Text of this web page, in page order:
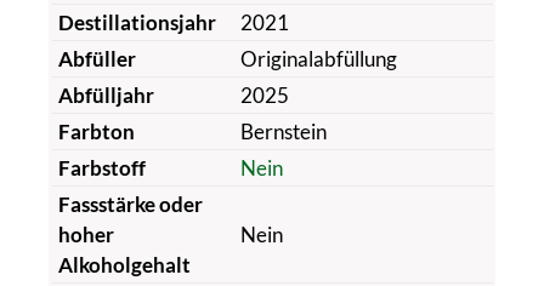
Destillationsjahr
2021
Abfüller
Originalabfüllung
Abfülljahr
2025
Farbton
Bernstein
Farbstoff
Nein
Fassstärke oder
hoher
Alkoholgehalt
Nein